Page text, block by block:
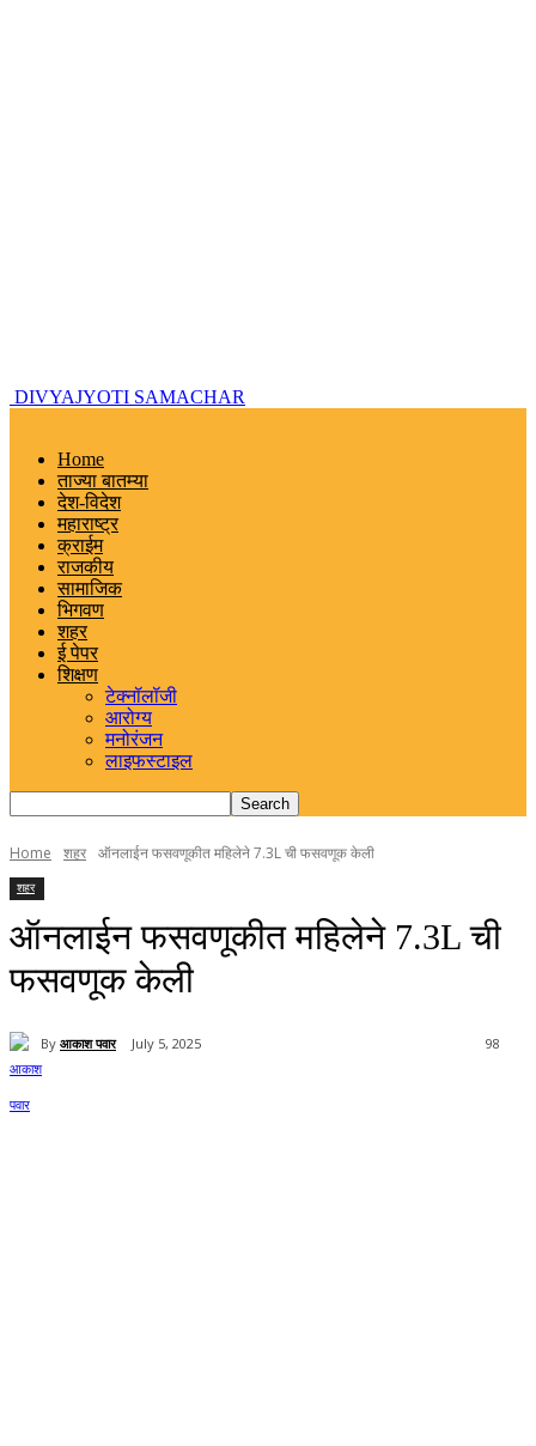
DIVYAJYOTI SAMACHAR
Home
ताज्या बातम्या
देश-विदेश
महाराष्ट्र
क्राईम
राजकीय
सामाजिक
भिगवण
शहर
ई पेपर
शिक्षण
टेक्नॉलॉजी
आरोग्य
मनोरंजन
लाइफस्टाइल
Home शहर ऑनलाईन फसवणूकीत महिलेने 7.3L ची फसवणूक केली
शहर
ऑनलाईन फसवणूकीत महिलेने 7.3L ची
फसवणूक केली
By आकाश पवार July 5, 2025 98